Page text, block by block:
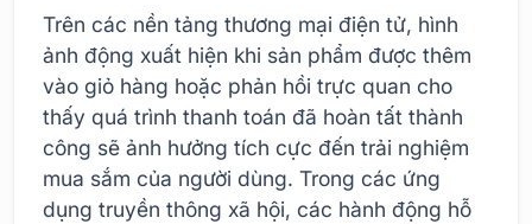
Trên các nền tảng thương mại điện tử, hình
ảnh động xuất hiện khi sản phẩm được thêm
vào giỏ hàng hoặc phản hồi trực quan cho
thấy quá trình thanh toán đã hoàn tất thành
công sẽ ảnh hưởng tích cực đến trải nghiệm
mua sắm của người dùng. Trong các ứng
dụng truyền thông xã hội, các hành động hỗ